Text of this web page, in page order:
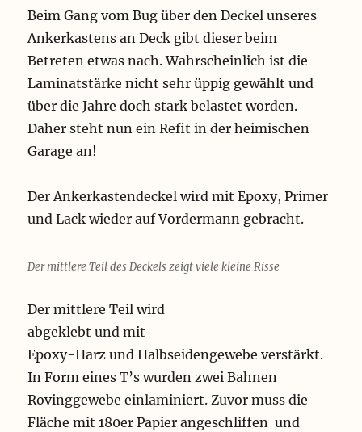
Beim Gang vom Bug über den Deckel unseres
Ankerkastens an Deck gibt dieser beim
Betreten etwas nach. Wahrscheinlich ist die
Laminatstärke nicht sehr üppig gewählt und
über die Jahre doch stark belastet worden.
Daher steht nun ein Refit in der heimischen
Garage an!
Der Ankerkastendeckel wird mit Epoxy, Primer
und Lack wieder auf Vordermann gebracht.
Der mittlere Teil des Deckels zeigt viele kleine Risse
Der mittlere Teil wird
abgeklebt und mit
Epoxy-Harz und Halbseidengewebe verstärkt.
In Form eines T’s wurden zwei Bahnen
Rovinggewebe einlaminiert. Zuvor muss die
Fläche mit 180er Papier angeschliffen und